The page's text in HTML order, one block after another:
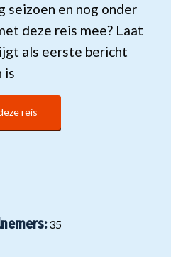
seizoen en nog onder
deze reis mee? Laat
als eerste bericht
is
reis
35